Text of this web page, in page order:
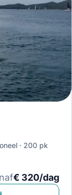
200 pk
€ 320/dag